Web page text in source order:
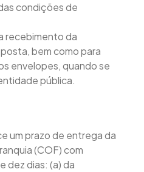
condições de
recebimento da
bem como para
envelopes, quando se
pública.
um prazo de entrega da
(COF) com
dez dias: (a) da